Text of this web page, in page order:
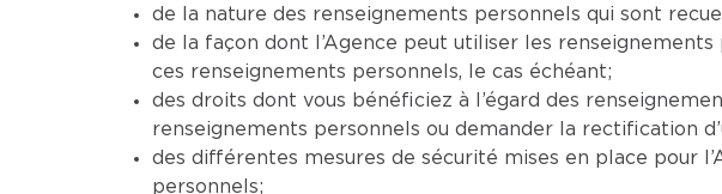
de la nature des renseignements personnels qui sont
de la façon dont l’Agence peut utiliser les
ces renseignements personnels, le cas échéant;
des droits dont vous bénéficiez à l’égard des
renseignements personnels ou demander la rectification
des différentes mesures de sécurité mises en place pour
personnels;